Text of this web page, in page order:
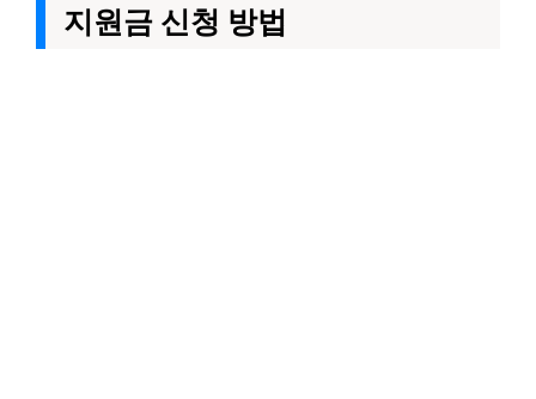
지원금 신청 방법